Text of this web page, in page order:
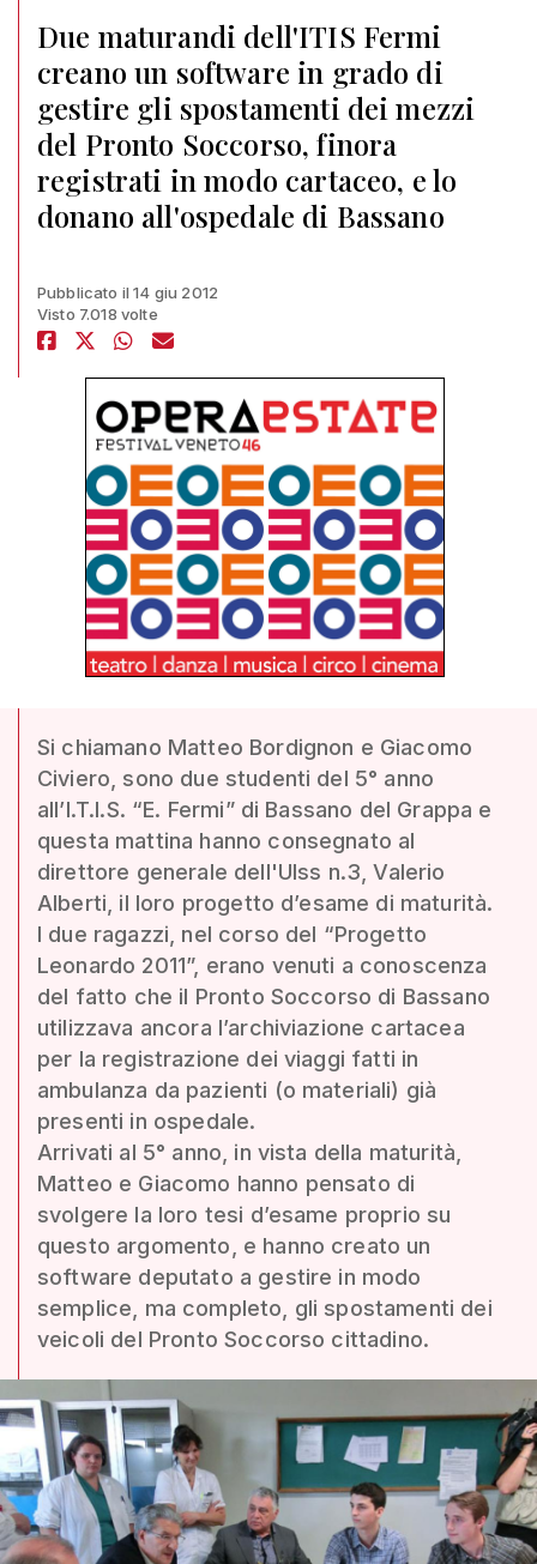
Due maturandi dell'ITIS Fermi
creano un software in grado di
gestire gli spostamenti dei mezzi
del Pronto Soccorso, finora
registrati in modo cartaceo, e lo
donano all'ospedale di Bassano
Pubblicato il 14 giu 2012
Visto 7.018 volte
Si chiamano Matteo Bordignon e Giacomo
Civiero, sono due studenti del 5° anno
all’I.T.I.S. “E. Fermi” di Bassano del Grappa e
questa mattina hanno consegnato al
direttore generale dell'Ulss n.3, Valerio
Alberti, il loro progetto d’esame di maturità.
I due ragazzi, nel corso del “Progetto
Leonardo 2011”, erano venuti a conoscenza
del fatto che il Pronto Soccorso di Bassano
utilizzava ancora l’archiviazione cartacea
per la registrazione dei viaggi fatti in
ambulanza da pazienti (o materiali) già
presenti in ospedale.
Arrivati al 5° anno, in vista della maturità,
Matteo e Giacomo hanno pensato di
svolgere la loro tesi d’esame proprio su
questo argomento, e hanno creato un
software deputato a gestire in modo
semplice, ma completo, gli spostamenti dei
veicoli del Pronto Soccorso cittadino.